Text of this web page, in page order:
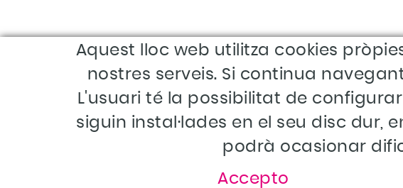
Aquest lloc web utilitza cookies
nostres serveis. Si continua
L'usuari té la possibilitat de
siguin instal·lades en el seu disc
podrà ocasionar
Accepto